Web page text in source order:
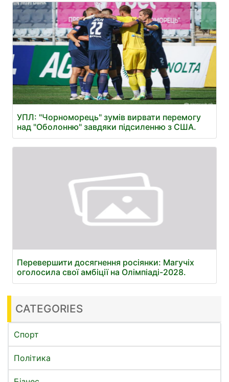
УПЛ: "Чорноморець" зумів вирвати перемогу
над "Оболонню" завдяки підсиленню з США.
Перевершити досягнення росіянки: Магучіх
оголосила свої амбіції на Олімпіаді-2028.
CATEGORIES
Спорт
Політика